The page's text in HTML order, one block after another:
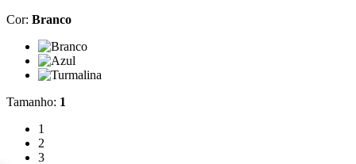
Cor: Branco
Cor: Branco
Cor: Azul
Cor: Turmalina
Tamanho: 1
Tamanho: 1
1
Tamanho: 2
2
Tamanho: 3
3